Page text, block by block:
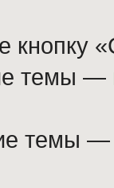
кнопку
темы —
темы —